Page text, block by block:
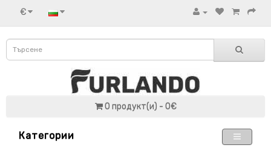
€
0 продукт(и) - 0€
Категории